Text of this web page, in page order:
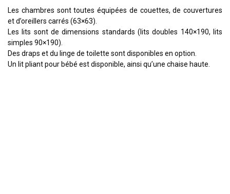
Les chambres sont toutes équipées de couettes, de couvertures
et d’oreillers carrés (63×63).
Les lits sont de dimensions standards (lits doubles 140×190, lits
simples 90×190).
Des draps et du linge de toilette sont disponibles en option.
Un lit pliant pour bébé est disponible, ainsi qu’une chaise haute.